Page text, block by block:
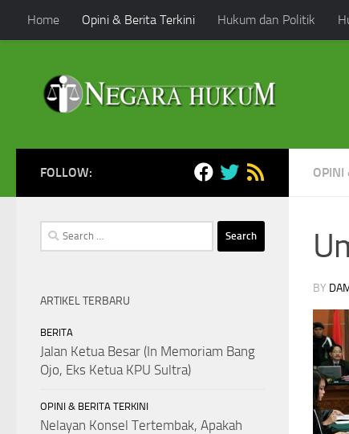
Skip to content
Home Opini & Berita Terkini Hukum dan Politik
OPINI
BY
FOLLOW:
Search
for:
ARTIKEL TERBARU
BERITA
Jalan Ketua Besar (In Memoriam Bang
Ojo, Eks Ketua KPU Sultra)
OPINI & BERITA TERKINI
Nelayan Konsel Tertembak, Apakah